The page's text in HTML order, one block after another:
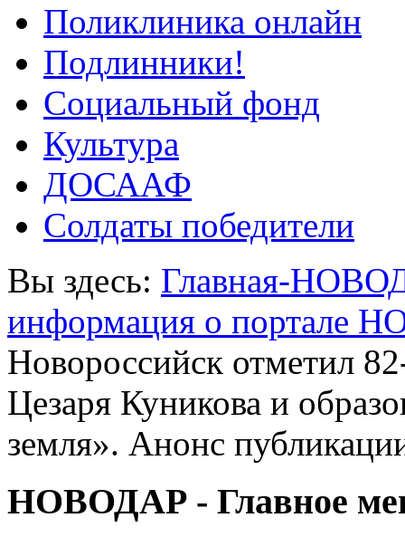
Поликлиника онлайн
Подлинники!
Социальный фонд
Культура
ДОСААФ
Солдаты победители
Вы здесь: Главная-
информация о портале
Новороссийск отметил
Цезаря Куникова и
земля». Анонс
НОВОДАР - Главное